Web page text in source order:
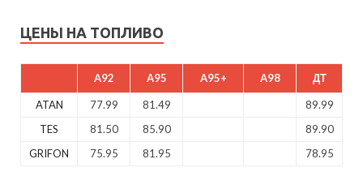
ЦЕНЫ НА ТОПЛИВО
A92 A95 A95+ A98 ДТ
ATAN 77.99 81.49
89.99
TES
81.50 85.90
89.90
GRIFON
75.95 81.95 78.95